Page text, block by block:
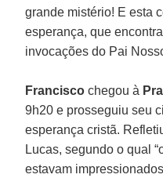
grande mistério! E esta
esperança, que
invocações do Pai
Francisco chegou à
9h20 e prosseguiu seu
esperança cristã.
Lucas, segundo o qual
estavam